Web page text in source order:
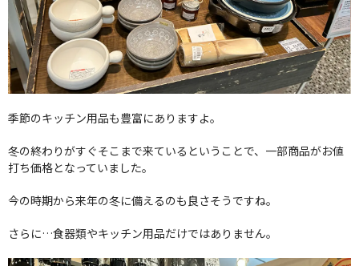
季節のキッチン用品も豊富にありますよ。
冬の終わりがすぐそこまで来ているということで、一部商品がお値
打ち価格となっていました。
今の時期から来年の冬に備えるのも良さそうですね。
さらに…食器類やキッチン用品だけではありません。